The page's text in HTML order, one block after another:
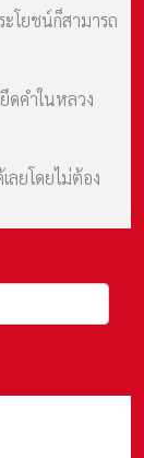
โยชน์ก็สามารถ
ดคำในหลวง
ลยโดยไม่ต้อง